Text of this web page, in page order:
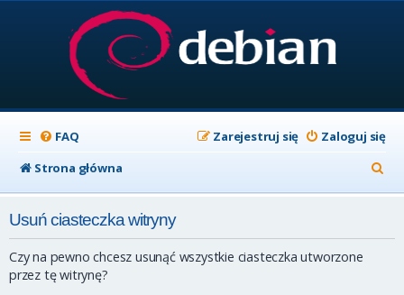
FAQ Zaloguj się
Zarejestruj się
Strona główna
z
Usuń ciasteczka witryny
Czy na pewno chcesz usunąć wszystkie ciasteczka utworzone
przez tę witrynę?